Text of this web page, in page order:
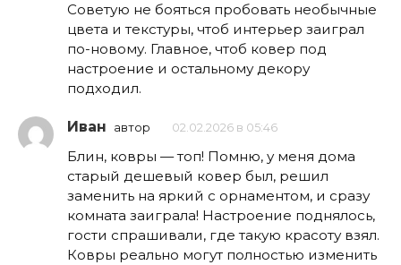
Советую не бояться пробовать необычные
цвета и текстуры, чтоб интерьер заиграл
по-новому. Главное, чтоб ковер под
настроение и остальному декору
подходил.
Иван автор 02.02.2026 в 05:46
Блин, ковры — топ! Помню, у меня дома
старый дешевый ковер был, решил
заменить на яркий с орнаментом, и сразу
комната заиграла! Настроение поднялось,
гости спрашивали, где такую красоту взял.
Ковры реально могут полностью изменить